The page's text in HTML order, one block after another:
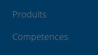
Produits
Competences